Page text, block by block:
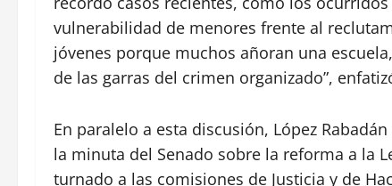
vulnerabilidad de menores frente al
jóvenes porque muchos añoran una
de las garras del crimen organizado”,
En paralelo a esta discusión, López
la minuta del Senado sobre la reforma a la
turnado a las comisiones de Justicia y de